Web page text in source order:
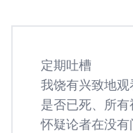
定期吐槽
我饶有兴致地
是否已死、所有
怀疑论者在没有